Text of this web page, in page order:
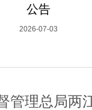
公告
2026-07-03
管理总局两